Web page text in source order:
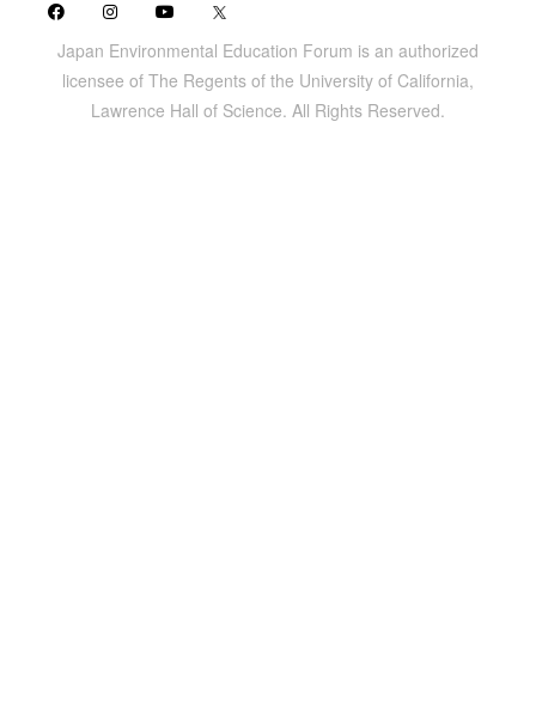
Japan Environmental Education Forum is an authorized
licensee of The Regents of the University of California,
Lawrence Hall of Science. All Rights Reserved.